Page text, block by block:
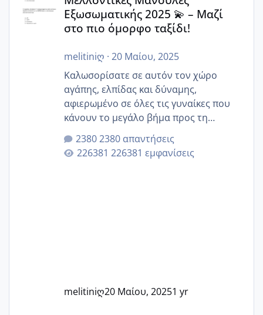
Εξωσωματικής 2025 💫 – Μαζί
στο πιο όμορφο ταξίδι!
melitiniღ · 20 Μαίου, 2025
Καλωσορίσατε σε αυτόν τον χώρο
αγάπης, ελπίδας και δύναμης,
αφιερωμένο σε όλες τις γυναίκες που
κάνουν το μεγάλο βήμα προς τη
μητρότητα μέσω εξωσωματικής το 2025.
Εδώ θα μοιραστούμε αγωνίες, χαρές,
εμπειρίες και κάθε μικρή ή μεγάλη
2380 απαντήσεις
226381 εμφανίσεις
melitiniღ20 Μαίου, 20251 yr